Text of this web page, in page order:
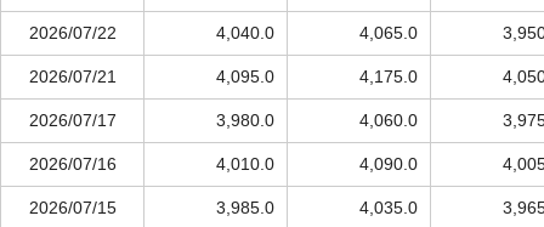
2026/07/22 4,040.0 4,065.0
2026/07/21 4,095.0 4,175.0
2026/07/17 3,980.0 4,060.0
2026/07/16 4,010.0 4,090.0
2026/07/15 3,985.0 4,035.0